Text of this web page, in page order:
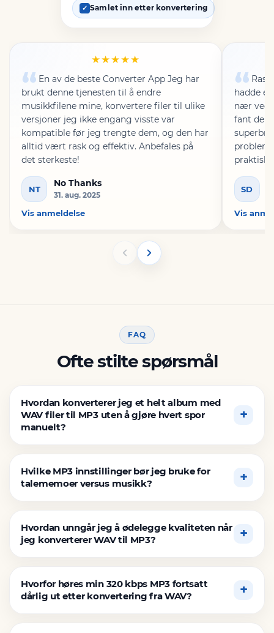
✓ Samlet inn etter konvertering
★★★★★
En av de beste Converter App Jeg har
brukt denne tjenesten til å endre
musikkfilene mine, konvertere filer til ulike
versjoner jeg ikke engang visste var
kompatible før jeg trengte dem, og den har
alltid vært rask og effektiv. Anbefales på
det sterkeste!
NT
No Thanks
31. aug. 2025
Vis anmeldelse
hadde
nær ved
fant
SD
Vis
FAQ
Ofte stilte spørsmål
Hvordan konverterer jeg et helt album med
WAV filer til MP3 uten å gjøre hvert spor
manuelt?
Hvilke MP3 innstillinger bør jeg bruke for
talememoer versus musikk?
Hvordan unngår jeg å ødelegge kvaliteten når
jeg konverterer WAV til MP3?
Hvorfor høres min 320 kbps MP3 fortsatt
dårlig ut etter konvertering fra WAV?